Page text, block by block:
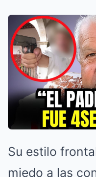
Su estilo
miedo a las